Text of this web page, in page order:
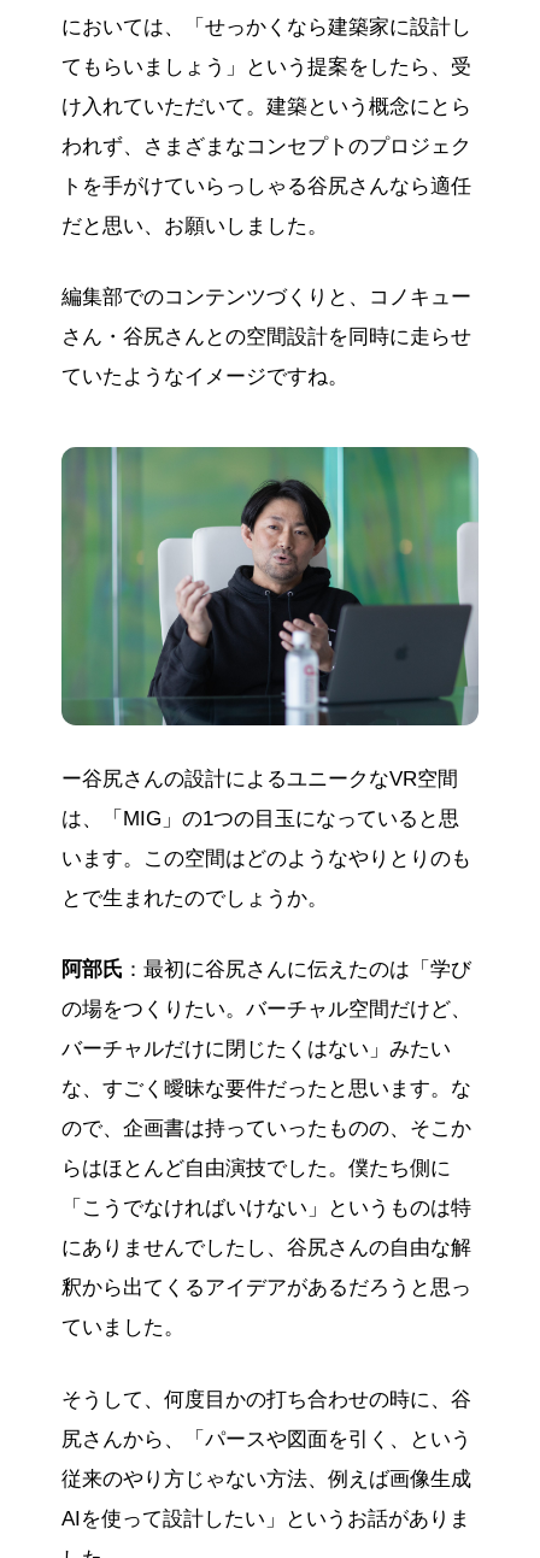
においては、「せっかくなら建築家に設計し
てもらいましょう」という提案をしたら、受
け入れていただいて。建築という概念にとら
われず、さまざまなコンセプトのプロジェク
トを手がけていらっしゃる谷尻さんなら適任
だと思い、お願いしました。
編集部でのコンテンツづくりと、コノキュー
さん・谷尻さんとの空間設計を同時に走らせ
ていたようなイメージですね。
ー谷尻さんの設計によるユニークなVR空間
は、「MIG」の1つの目玉になっていると思
います。この空間はどのようなやりとりのも
とで生まれたのでしょうか。
阿部氏 ：最初に谷尻さんに伝えたのは「学び
の場をつくりたい。バーチャル空間だけど、
バーチャルだけに閉じたくはない」みたい
な、すごく曖昧な要件だったと思います。な
ので、企画書は持っていったものの、そこか
らはほとんど自由演技でした。僕たち側に
「こうでなければいけない」というものは特
にありませんでしたし、谷尻さんの自由な解
釈から出てくるアイデアがあるだろうと思っ
ていました。
そうして、何度目かの打ち合わせの時に、谷
尻さんから、「パースや図面を引く、という
従来のやり方じゃない方法、例えば画像生成
AIを使って設計したい」というお話がありま